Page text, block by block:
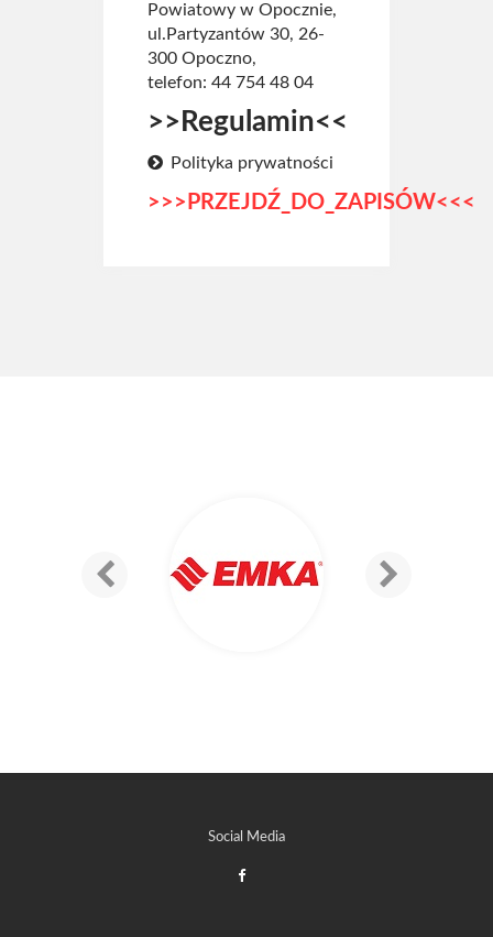
Powiatowy w Opocznie,
ul.Partyzantów 30, 26-
300 Opoczno,
telefon: 44 754 48 04
>>Regulamin<<
Polityka prywatności
>>>PRZEJDŹ_DO_ZAPISÓW<<<
Social Media